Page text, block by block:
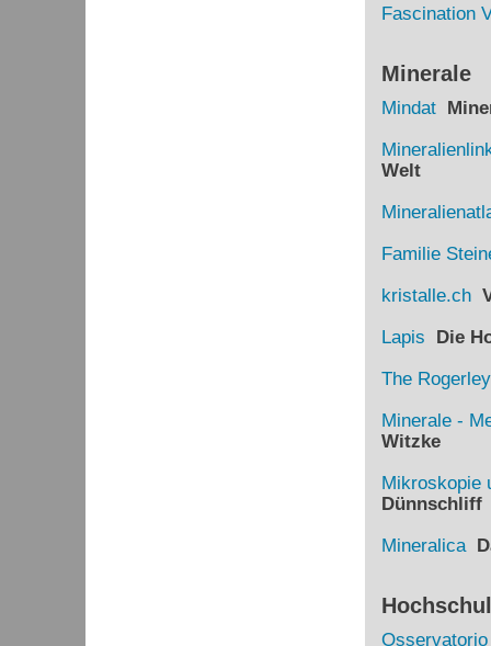
Fascination
Minerale
Mindat
Welt
Familie
kristalle.ch
Lapis Die
The
Minerale -
Witzke
Mikroskopie
Dünnschliff
Mineralica